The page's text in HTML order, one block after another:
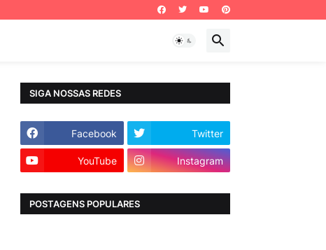
SIGA NOSSAS REDES
Facebook Twitter
YouTube Instagram
POSTAGENS POPULARES